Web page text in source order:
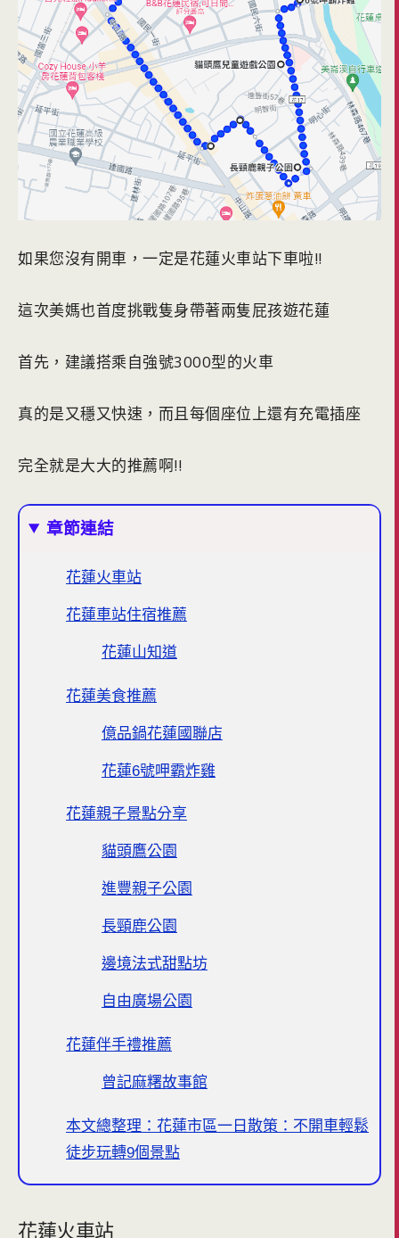
如果您沒有開車，一定是花蓮火車站下車啦!!
這次美媽也首度挑戰隻身帶著兩隻屁孩遊花蓮
首先，建議搭乘自強號3000型的火車
真的是又穩又快速，而且每個座位上還有充電插座
完全就是大大的推薦啊!!
章節連結
花蓮火車站
花蓮車站住宿推薦
花蓮山知道
花蓮美食推薦
億品鍋花蓮國聯店
花蓮6號呷霸炸雞
花蓮親子景點分享
貓頭鷹公園
進豐親子公園
長頸鹿公園
邊境法式甜點坊
自由廣場公園
花蓮伴手禮推薦
曾記麻糬故事館
本文總整理：花蓮市區一日散策：不開車輕鬆
徒步玩轉9個景點
花蓮火車站